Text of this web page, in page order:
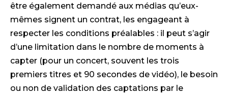
être également demandé aux médias qu’eux-
mêmes signent un contrat, les engageant à
respecter les conditions préalables : il peut s’agir
d’une limitation dans le nombre de moments à
capter (pour un concert, souvent les trois
premiers titres et 90 secondes de vidéo), le besoin
ou non de validation des captations par le